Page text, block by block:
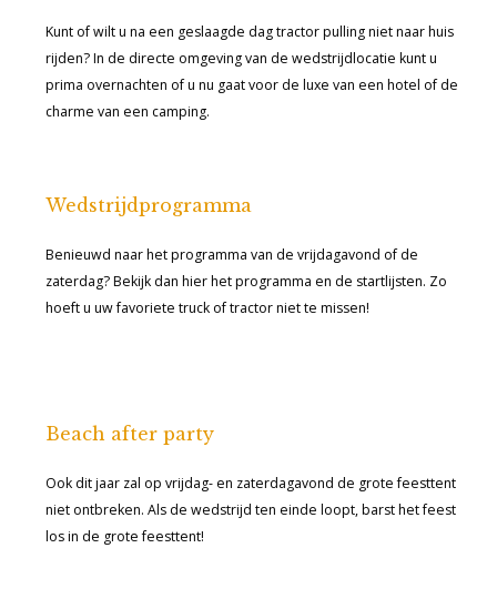
Kunt of wilt u na een geslaagde dag tractor pulling niet naar huis
rijden? In de directe omgeving van de wedstrijdlocatie kunt u
prima overnachten of u nu gaat voor de luxe van een hotel of de
charme van een camping.
Wedstrijdprogramma
Benieuwd naar het programma van de vrijdagavond of de
zaterdag? Bekijk dan hier het programma en de startlijsten. Zo
hoeft u uw favoriete truck of tractor niet te missen!
Beach after party
Ook dit jaar zal op vrijdag- en zaterdagavond de grote feesttent
niet ontbreken. Als de wedstrijd ten einde loopt, barst het feest
los in de grote feesttent!